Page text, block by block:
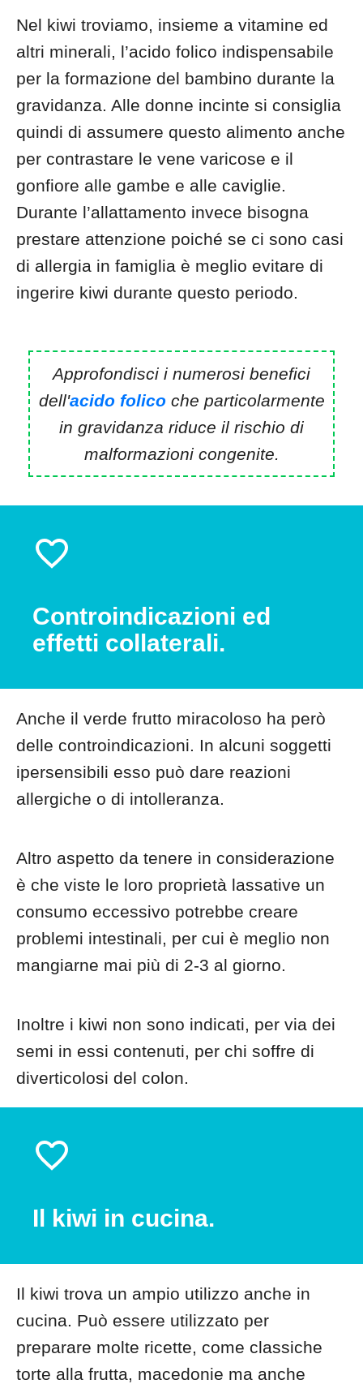
Nel kiwi troviamo, insieme a vitamine ed
altri minerali, l’acido folico indispensabile
per la formazione del bambino durante la
gravidanza. Alle donne incinte si consiglia
quindi di assumere questo alimento anche
per contrastare le vene varicose e il
gonfiore alle gambe e alle caviglie.
Durante l’allattamento invece bisogna
prestare attenzione poiché se ci sono casi
di allergia in famiglia è meglio evitare di
ingerire kiwi durante questo periodo.
Approfondisci i numerosi benefici
dell'acido folicoche particolarmente
in gravidanza riduce il rischio di
malformazioni congenite.
Controindicazioni ed
effetti collaterali.
Anche il verde frutto miracoloso ha però
delle controindicazioni. In alcuni soggetti
ipersensibili esso può dare reazioni
allergiche o di intolleranza.
Altro aspetto da tenere in considerazione
è che viste le loro proprietà lassative un
consumo eccessivo potrebbe creare
problemi intestinali, per cui è meglio non
mangiarne mai più di 2-3 al giorno.
Inoltre i kiwi non sono indicati, per via dei
semi in essi contenuti, per chi soffre di
diverticolosi del colon.
Il kiwi in cucina.
Il kiwi trova un ampio utilizzo anche in
cucina. Può essere utilizzato per
preparare molte ricette, come classiche
torte alla frutta, macedonie ma anche